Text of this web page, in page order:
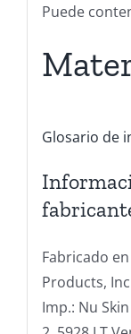
Puede
Glosario de
Fabricado
Products,
Imp.: Nu